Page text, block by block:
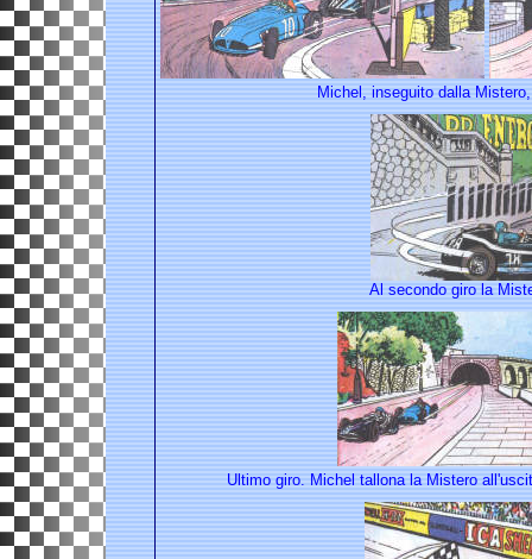
Michel, inseguito dalla
Al secondo giro la
Ultimo giro. Michel tallona la Mistero